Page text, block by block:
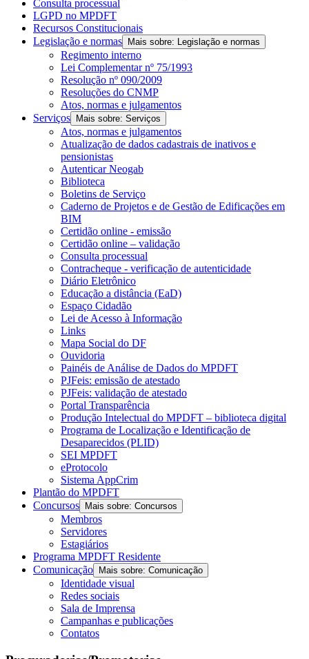
Consulta processual
LGPD no MPDFT
Recursos Constitucionais
Legislação e normas
Mais sobre: Legislação e normas
Regimento interno
Lei Complementar nº 75/1993
Resolução nº 090/2009
Resoluções do CNMP
Atos, normas e julgamentos
Serviços
Mais sobre: Serviços
Atos, normas e julgamentos
Atualização de dados cadastrais de inativos e
pensionistas
Autenticar Neogab
Biblioteca
Boletins de Serviço
Caderno de Projetos e de Gestão de Edificações em
BIM
Certidão online - emissão
Certidão online – validação
Consulta processual
Contracheque - verificação de autenticidade
Diário Eletrônico
Educação a distância (EaD)
Espaço Cidadão
Lei de Acesso à Informação
Links
Mapa Social do DF
Ouvidoria
Painéis de Análise de Dados do MPDFT
PJFeis: emissão de atestado
PJFeis: validação de atestado
Portal Transparência
Produção Intelectual do MPDFT – biblioteca digital
Programa de Localização e Identificação de
Desaparecidos (PLID)
SEI MPDFT
eProtocolo
Sistema AppCrim
Plantão do MPDFT
Concursos
Mais sobre: Concursos
Membros
Servidores
Estagiários
Programa MPDFT Residente
Comunicação
Mais sobre: Comunicação
Identidade visual
Redes sociais
Sala de Imprensa
Campanhas e publicações
Contatos